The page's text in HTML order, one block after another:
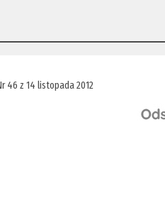
46 z 14 listopada 2012